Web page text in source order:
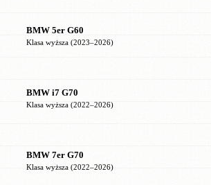
BMW 5er G60
Klasa wyższa (2023–2026)
BMW i7 G70
Klasa wyższa (2022–2026)
BMW 7er G70
Klasa wyższa (2022–2026)